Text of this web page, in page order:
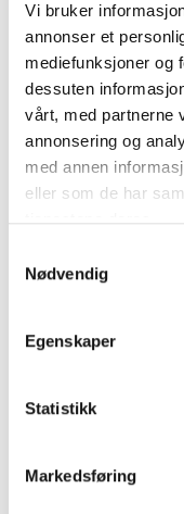
Vi bruker
annonser et
mediefunksjoner og
dessuten
vårt, med partnerne
annonsering og
med annen
eller som de har
Nødvendig
Egenskaper
Statistikk
Markedsføring
ISHAVSQUIZ
FORTELLINGAR
KONTAKT
OPNINGSTIDER
1968
Om
fra Spitsbergen.